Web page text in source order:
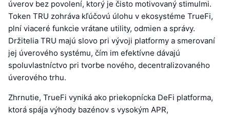
úverov bez povolení, ktorý je čisto motivovaný stimulmi.
Token TRU zohráva kľúčovú úlohu v ekosystéme TrueFi,
plní viaceré funkcie vrátane utility, odmien a správy.
Držitelia TRU majú slovo pri vývoji platformy a smerovaní
jej úverového systému, čím im efektívne dávajú
spoluvlastníctvo pri tvorbe nového, decentralizovaného
úverového trhu.
Zhrnutie, TrueFi vyniká ako priekopnícka DeFi platforma,
ktorá spája výhody bazénov s vysokým APR,